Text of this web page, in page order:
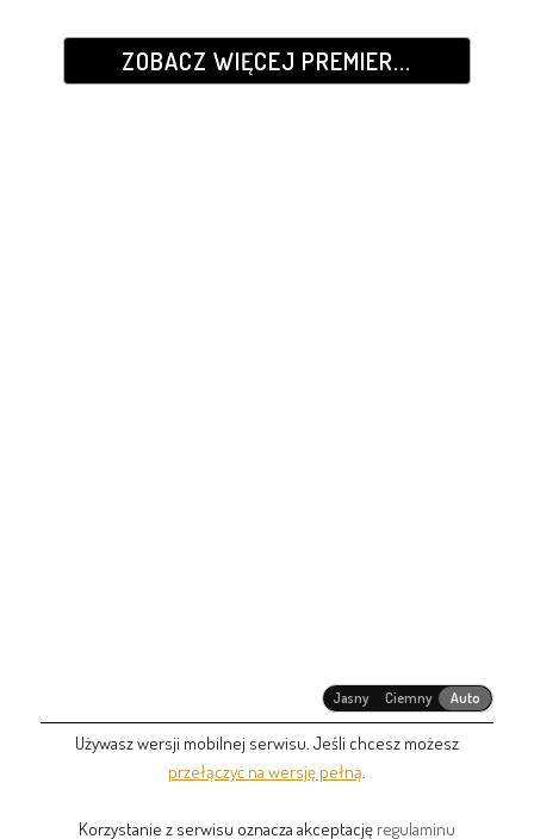
ZOBACZ WIĘCEJ PREMIER...
Jasny Ciemny Auto
Używasz wersji mobilnej serwisu. Jeśli chcesz możesz
przełączyć na wersję pełną
Korzystanie z serwisu oznacza akceptację regulaminu